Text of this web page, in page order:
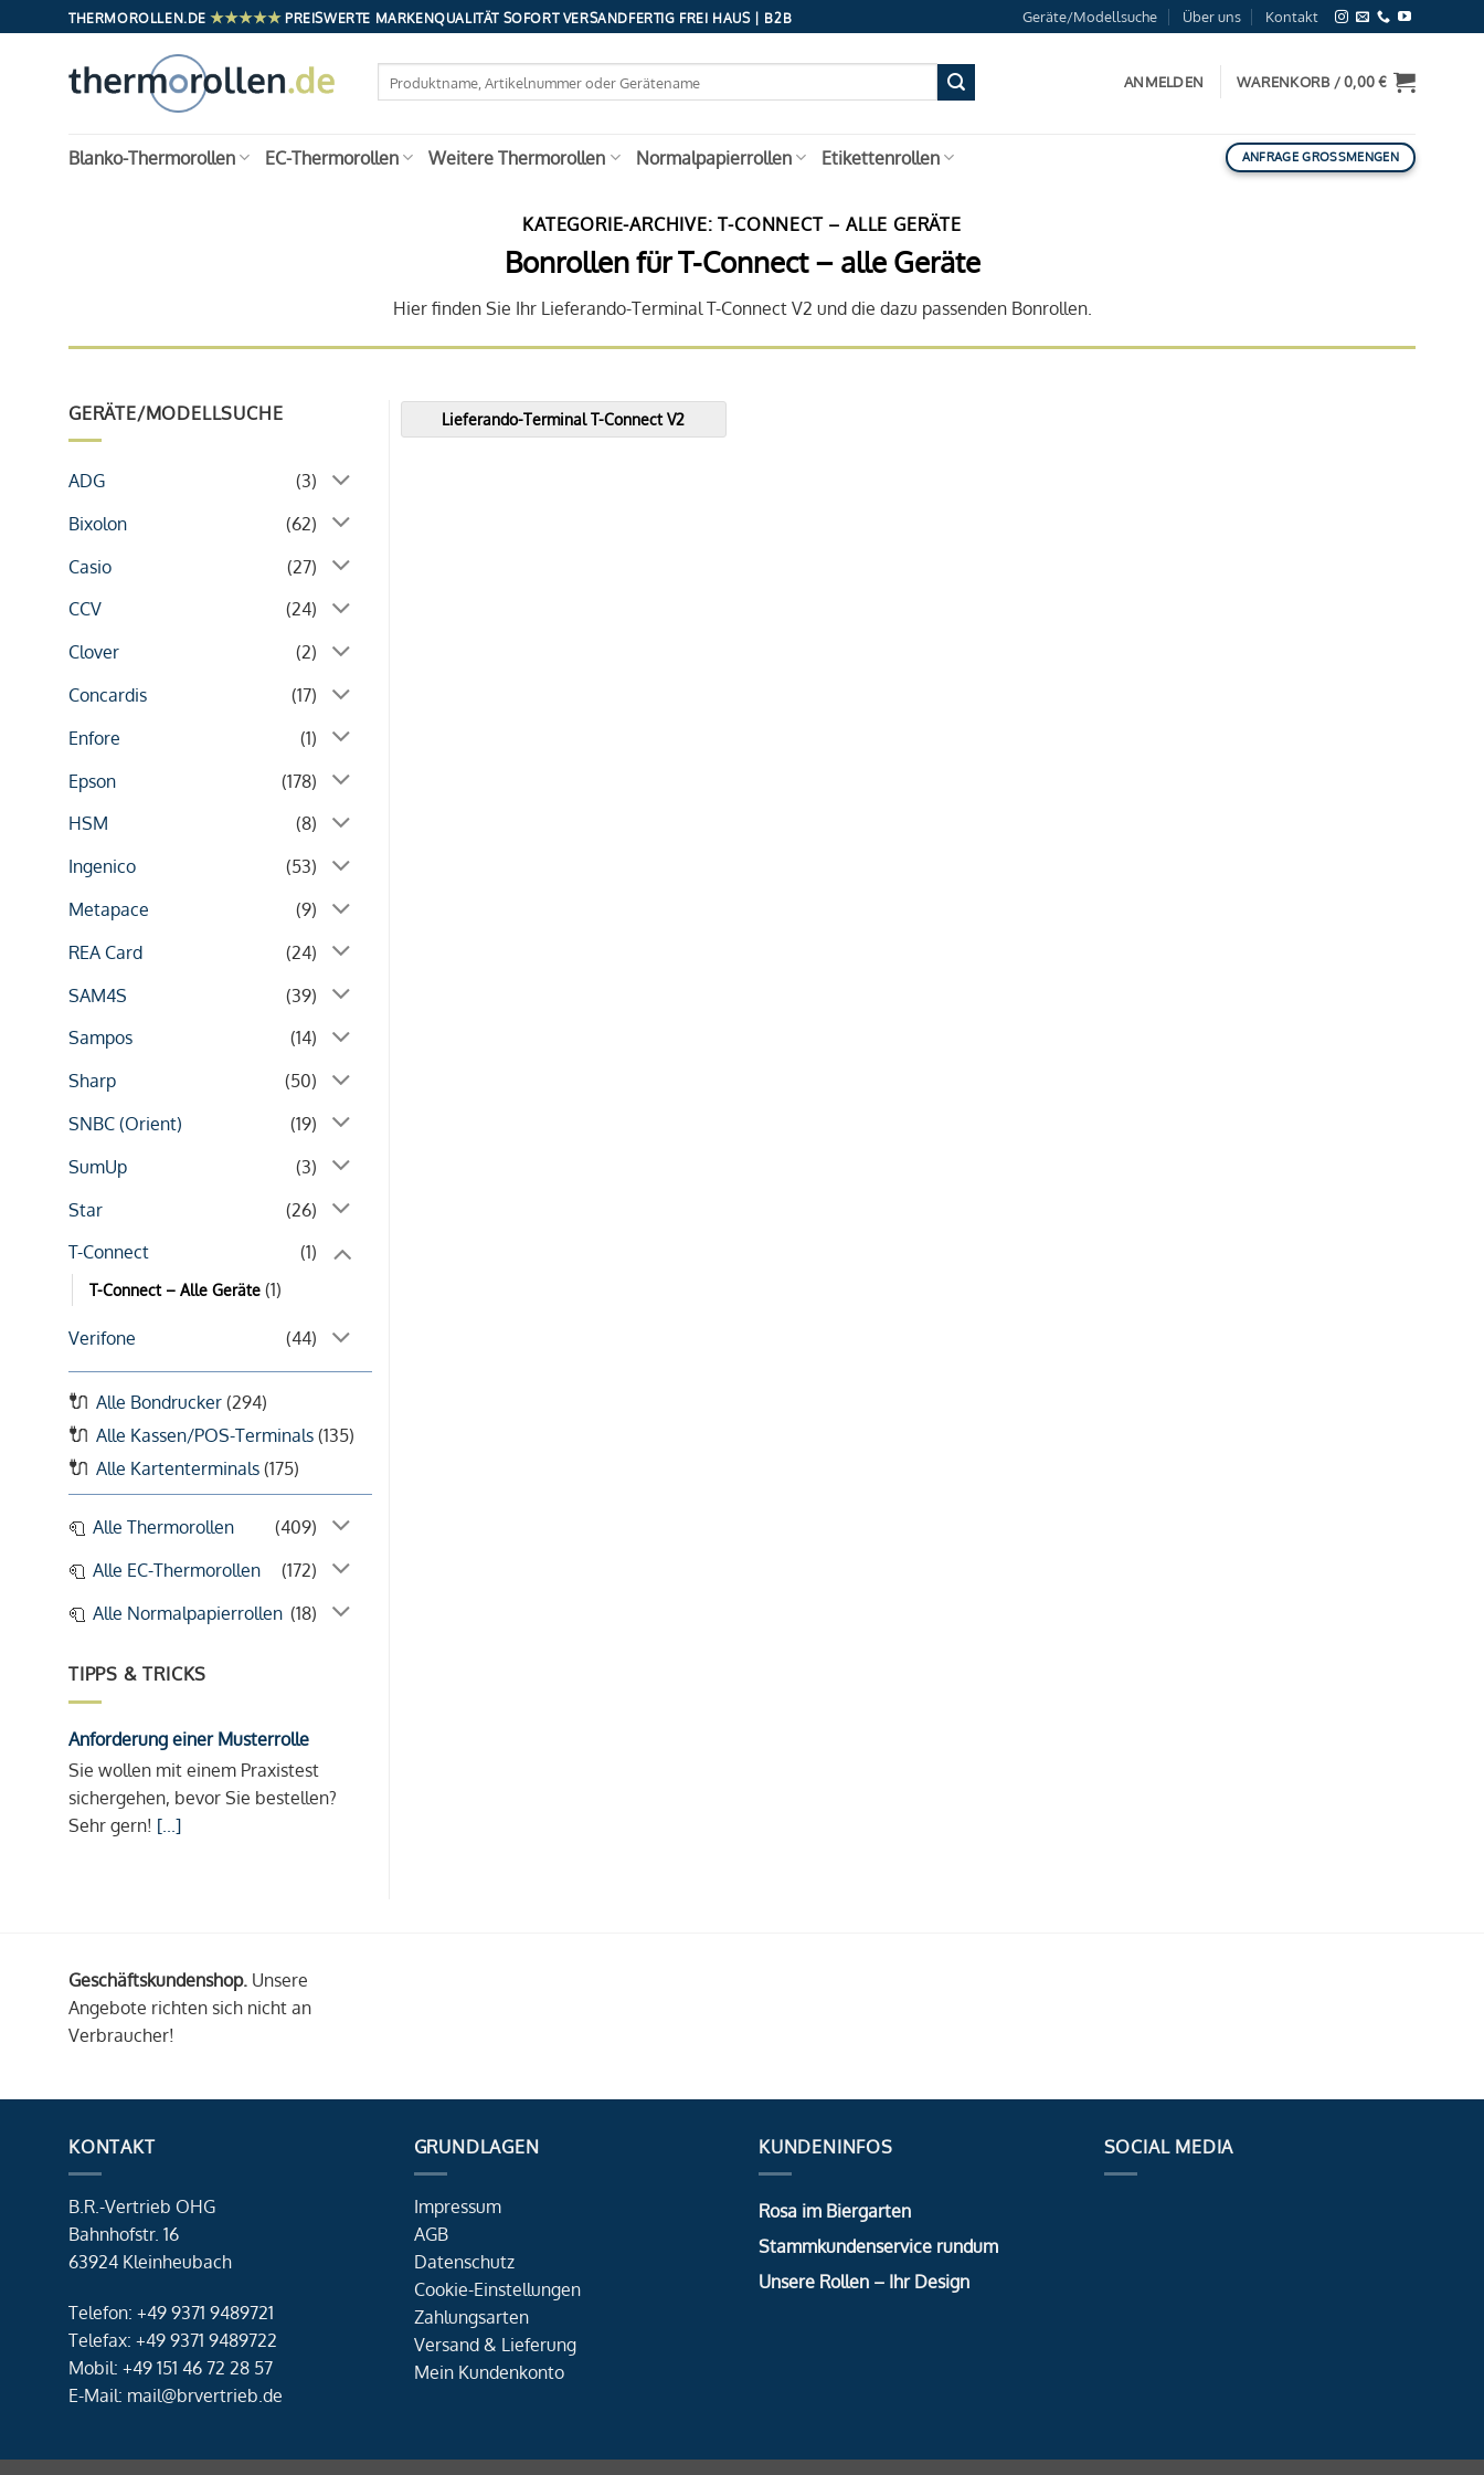
Inhalt
THERMOROLLEN.DE ★★★★★ PREISWERTE MARKENQUALITÄT SOFORT VERSANDFERTIG FREI HAUS | B2B Geräte/Modellsuche Über uns Kontakt
nach:
ANMELDEN WARENKORB /0,00€
Blanko-Thermorollen EC-Thermorollen Weitere Thermorollen Normalpapierrollen Etikettenrollen ANFRAGE GROSSMENGEN
KATEGORIE-ARCHIVE:T-CONNECT – ALLE GERÄTE
Bonrollen für T-Connect – alle Geräte
Hier finden Sie Ihr Lieferando-Terminal T-Connect V2 und die dazu passenden Bonrollen.
GERÄTE/MODELLSUCHE
ADG
(3)
Bixolon
(62)
Casio
(27)
CCV
(24)
Clover
(2)
Concardis
(17)
Enfore
(1)
Epson
(178)
HSM
(8)
Ingenico
(53)
Metapace
(9)
REA Card
(24)
SAM4S
(39)
Sampos
(14)
Sharp
(50)
SNBC (Orient)
(19)
SumUp
(3)
Star
(26)
T-Connect
(1)
T-Connect – Alle Geräte (1)
Verifone (44)
Alle Bondrucker (294)
Alle Kassen/POS-Terminals (135)
Alle Kartenterminals (175)
Alle Thermorollen
(409)
Alle EC-Thermorollen
(172)
Alle Normalpapierrollen (18)
TIPPS & TRICKS
Anforderung einer Musterrolle
Sie wollen mit einem Praxistest
sichergehen, bevor Sie bestellen?
Sehr gern! [...]
Lieferando-Terminal T-Connect V2
Geschäftskundenshop. Unsere
Angebote richten sich nicht an
Verbraucher!
KONTAKT
B.R.-Vertrieb OHG
Bahnhofstr. 16
63924 Kleinheubach
Telefon: +49 9371 9489721
Telefax: +49 9371 9489722
Mobil: +49 151 46 72 28 57
E-Mail: mail@brvertrieb.de
GRUNDLAGEN
Impressum
AGB
Datenschutz
Cookie-Einstellungen
Zahlungsarten
Versand & Lieferung
Mein Kundenkonto
KUNDENINFOS
Rosa im Biergarten
Stammkundenservice rundum
Unsere Rollen – Ihr Design
SOCIAL MEDIA